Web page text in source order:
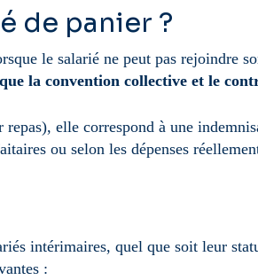
de panier ?
le salarié ne peut pas rejoindre
la convention collective et le
elle correspond à une
ou selon les dépenses
intérimaires, quel que soit leur
: